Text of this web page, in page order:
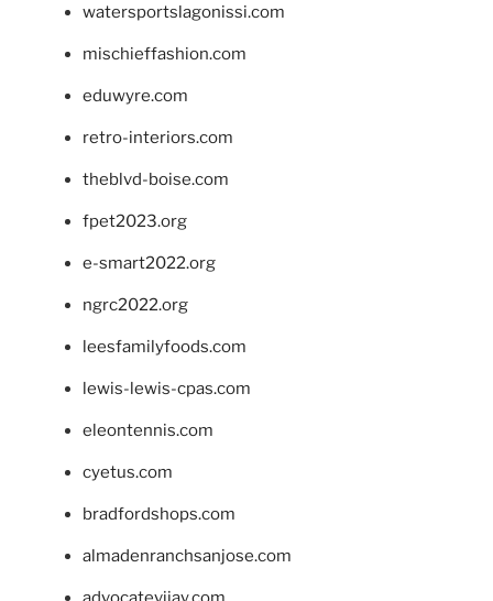
watersportslagonissi.com
mischieffashion.com
eduwyre.com
retro-interiors.com
theblvd-boise.com
fpet2023.org
e-smart2022.org
ngrc2022.org
leesfamilyfoods.com
lewis-lewis-cpas.com
eleontennis.com
cyetus.com
bradfordshops.com
almadenranchsanjose.com